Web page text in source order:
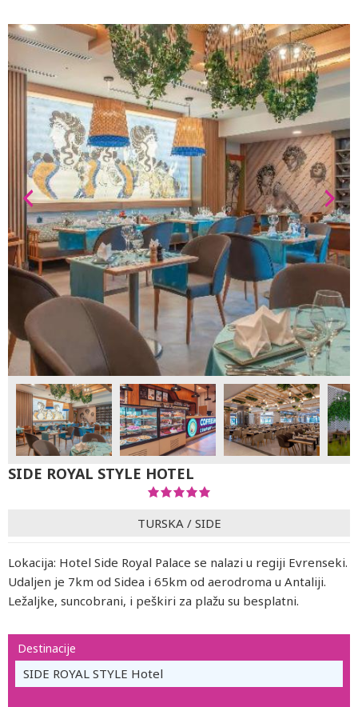
SIDE ROYAL STYLE HOTEL
TURSKA / SIDE
Lokacija: Hotel Side Royal Palace se nalazi u regiji Evrenseki.
Udaljen je 7km od Sidea i 65km od aerodroma u Antaliji.
Ležaljke, suncobrani, i peškiri za plažu su besplatni.
Destinacije
SIDE ROYAL STYLE Hotel